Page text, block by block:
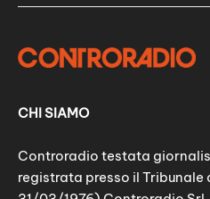
CHI SIAMO
Controradio testata
registrata presso il Tribunale